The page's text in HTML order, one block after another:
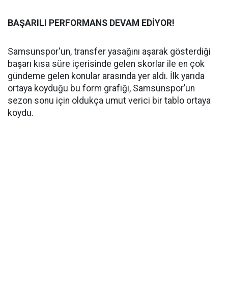
BAŞARILI PERFORMANS DEVAM EDİYOR!
Samsunspor'un, transfer yasağını aşarak gösterdiği
başarı kısa süre içerisinde gelen skorlar ile en çok
gündeme gelen konular arasında yer aldı. İlk yarıda
ortaya koyduğu bu form grafiği, Samsunspor’un
sezon sonu için oldukça umut verici bir tablo ortaya
koydu.